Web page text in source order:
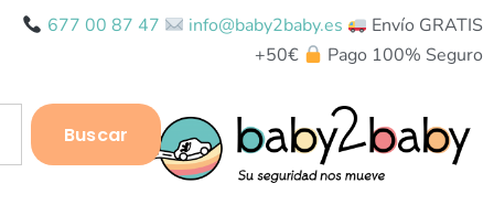
677 00 87 47 info@baby2baby.es
Envío GRATIS
+50€
Pago 100% Seguro
Buscar